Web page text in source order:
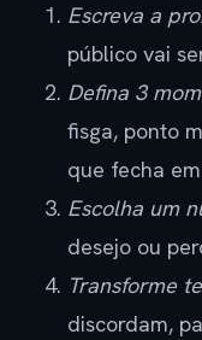
Escreva a
público vai
Defina 3
fisga, ponto
que fecha
Escolha um
desejo ou
Transforme
discordam,